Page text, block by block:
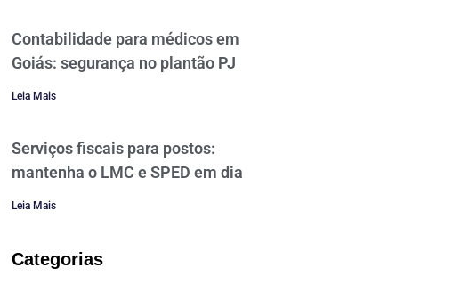
Contabilidade para médicos em
Goiás: segurança no plantão PJ
Leia Mais
Serviços fiscais para postos:
mantenha o LMC e SPED em dia
Leia Mais
Categorias